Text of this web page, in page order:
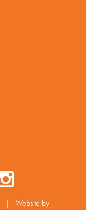
|
Website by